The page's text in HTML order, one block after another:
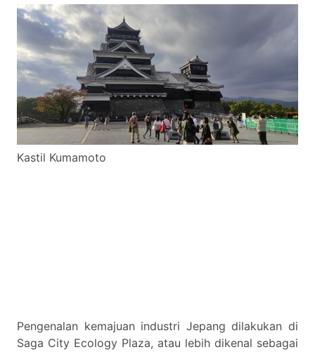
Kastil Kumamoto
Pengenalan kemajuan industri Jepang dilakukan di
Saga City Ecology Plaza, atau lebih dikenal sebagai